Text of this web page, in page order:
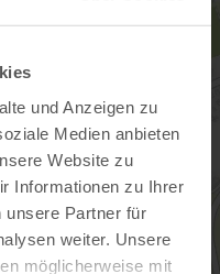
und Anzeigen zu
Medien anbieten
Website zu
Informationen zu Ihrer
unsere Partner für
weiter. Unsere
möglicherweise mit